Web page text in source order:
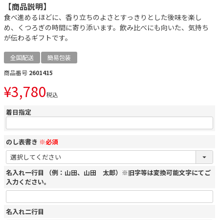
【商品説明】
食べ進めるほどに、香り立ちのよさとすっきりとした後味を楽し
め、くつろぎの時間に寄り添います。飲み比べにも向いた、気持ち
が伝わるギフトです。
全国配送
簡易包装
商品番号 2601415
¥3,780税込
着日指定
のし表書き ※必須
名入れ一行目 （例：山田、山田 太郎）※旧字等は変換可能文字にてご
入力ください。
名入れ二行目